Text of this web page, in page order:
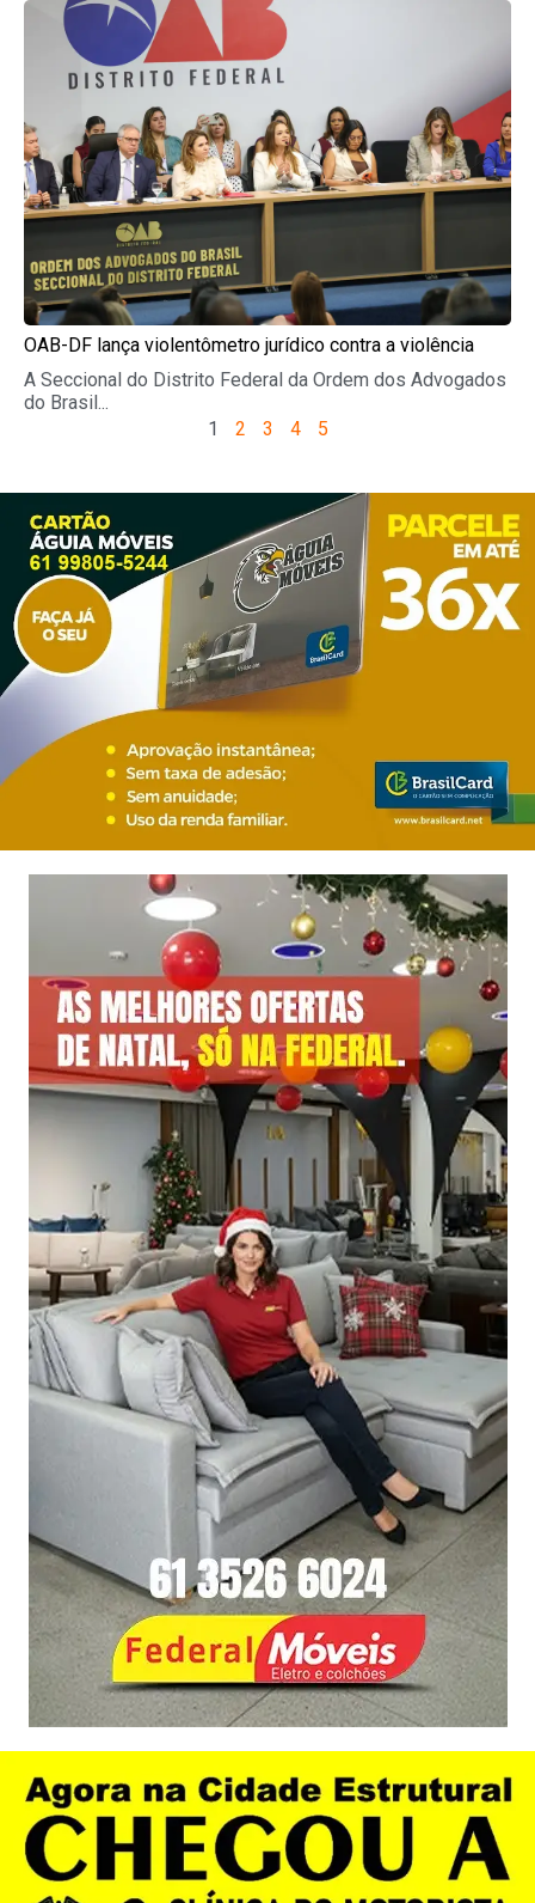
OAB-DF lança violentômetro jurídico contra a violência
A Seccional do Distrito Federal da Ordem dos Advogados
do Brasil...
1
2 3 4 5